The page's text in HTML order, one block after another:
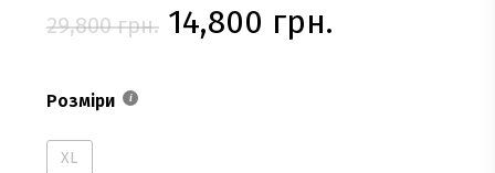
29,800грн. Оригінальна
14,800 грн.
Розміри
XL